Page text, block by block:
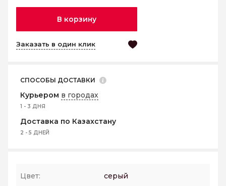
В корзину
Заказать в один клик
СПОСОБЫ ДОСТАВКИ
Курьером в городах
1 - 3 ДНЯ
Доставка по Казахстану
2 - 5 ДНЕЙ
Цвет: серый